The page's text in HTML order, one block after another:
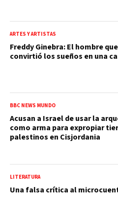
ARTES Y ARTISTAS
Freddy Ginebra: El hombre que
convirtió los sueños en una
BBC NEWS MUNDO
Acusan a Israel de usar la
como arma para expropiar
palestinos en Cisjordania
LITERATURA
Una falsa crítica al